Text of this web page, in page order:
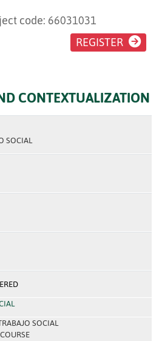
code: 66031031
REGISTER
CONTEXTUALIZATION
SOCIAL
SOCIAL